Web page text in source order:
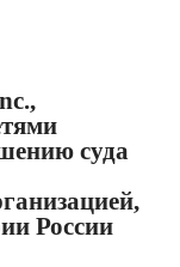
суда
России